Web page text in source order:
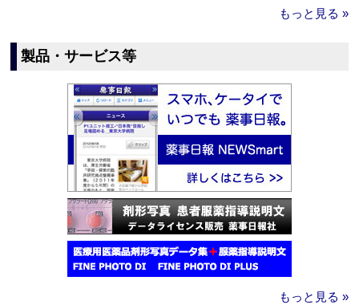
もっと見る »
製品・サービス等
もっと見る »